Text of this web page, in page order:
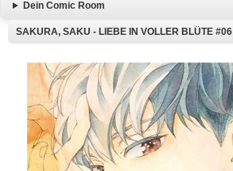
Dein Comic Room
SAKURA, SAKU - LIEBE IN VOLLER BLÜTE #06